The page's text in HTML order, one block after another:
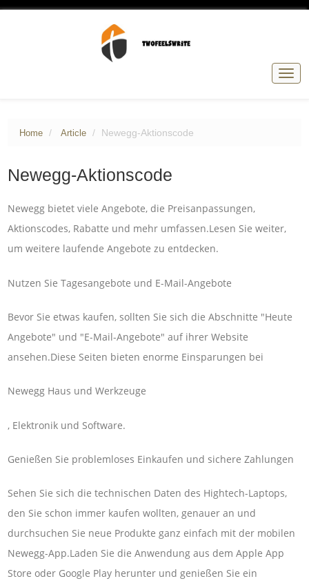
Home Article Newegg-Aktionscode
Newegg-Aktionscode
Newegg bietet viele Angebote, die Preisanpassungen,
Aktionscodes, Rabatte und mehr umfassen.Lesen Sie weiter,
um weitere laufende Angebote zu entdecken.
Nutzen Sie Tagesangebote und E-Mail-Angebote
Bevor Sie etwas kaufen, sollten Sie sich die Abschnitte "Heute
Angebote" und "E-Mail-Angebote" auf ihrer Website
ansehen.Diese Seiten bieten enorme Einsparungen bei
Newegg Haus und Werkzeuge
, Elektronik und Software.
Genießen Sie problemloses Einkaufen und sichere Zahlungen
Sehen Sie sich die technischen Daten des Hightech-Laptops,
den Sie schon immer kaufen wollten, genauer an und
durchsuchen Sie neue Produkte ganz einfach mit der mobilen
Newegg-App.Laden Sie die Anwendung aus dem Apple App
Store oder Google Play herunter und genießen Sie ein